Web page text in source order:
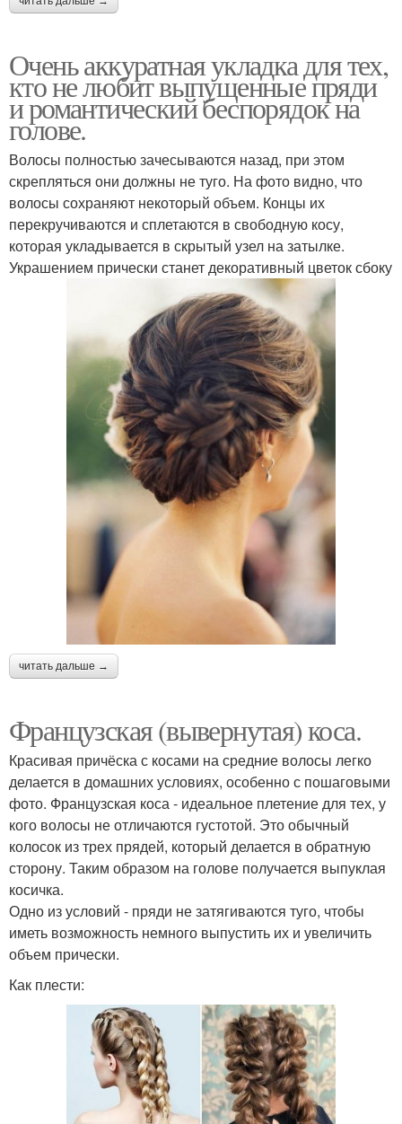
Очень аккуратная укладка для тех,
кто не любит выпущенные пряди
и романтический беспорядок на
голове.
Волосы полностью зачесываются назад, при этом
скрепляться они должны не туго. На фото видно, что
волосы сохраняют некоторый объем. Концы их
перекручиваются и сплетаются в свободную косу,
которая укладывается в скрытый узел на затылке.
Украшением прически станет декоративный цветок сбоку
читать дальше →
Французская (вывернутая) коса.
Красивая причёска с косами на средние волосы легко
делается в домашних условиях, особенно с пошаговыми
фото. Французская коса - идеальное плетение для тех, у
кого волосы не отличаются густотой. Это обычный
колосок из трех прядей, который делается в обратную
сторону. Таким образом на голове получается выпуклая
косичка.
Одно из условий - пряди не затягиваются туго, чтобы
иметь возможность немного выпустить их и увеличить
объем прически.
Как плести: